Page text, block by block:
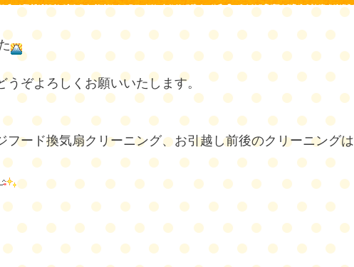
ぞよろしくお願いいたします。
フード換気扇クリーニング、お引越し前後のクリーニングは